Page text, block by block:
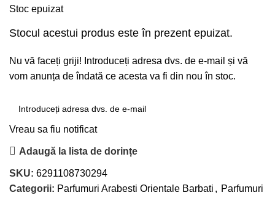
Stoc epuizat
Stocul acestui produs este în prezent epuizat.
Nu vă faceți griji! Introduceți adresa dvs. de e-mail și vă
vom anunța de îndată ce acesta va fi din nou în stoc.
Vreau sa fiu notificat
Adaugă la lista de dorințe
SKU: 6291108730294
Categorii: Parfumuri Arabesti Orientale Barbati , Parfumuri